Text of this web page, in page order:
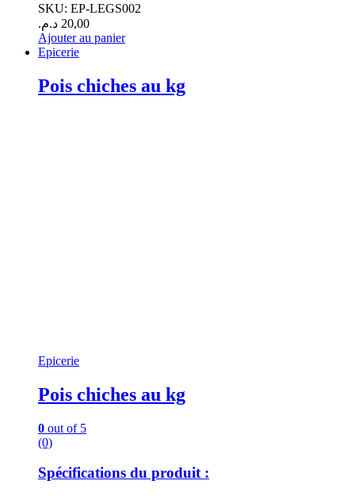
SKU: EP-LEGS002
20,00 د.م.
Ajouter au panier
Epicerie
Pois chiches au kg
Epicerie
Pois chiches au kg
0 out of 5
(0)
Spécifications du produit :